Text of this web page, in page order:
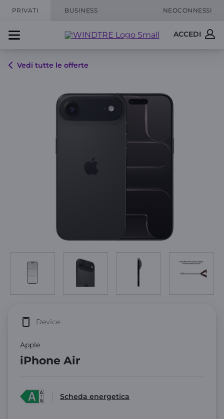
PRIVATI BUSINESS NEOCONNESSI
ACCEDI
Vedi tutte le offerte
Apple
iPhone Air
Device
Scheda energetica